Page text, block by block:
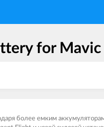
for Mavic
более емким